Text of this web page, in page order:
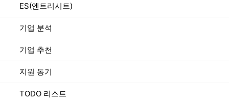
ES(엔트리시트)
기업 분석
기업 추천
지원 동기
TODO 리스트